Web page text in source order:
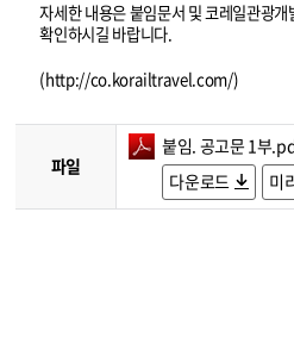
자세한 내용은 붙임문서 및 코레일관광
확인하시길 바랍니다.
(http://co.korailtravel.com/)
파일
붙임. 공고문 1부
다운로드
미